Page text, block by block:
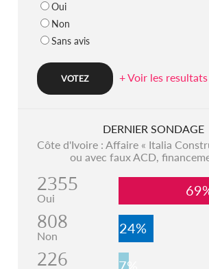
Oui
Non
Sans avis
+ Voir les resultats
DERNIER SONDAGE
Côte d'Ivoire : Affaire « Italia
ou avec faux ACD,
2355
Oui
808
Non 24%
226